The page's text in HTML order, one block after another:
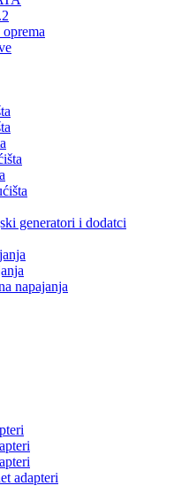
generatori i dodatci
napajanja
adapteri